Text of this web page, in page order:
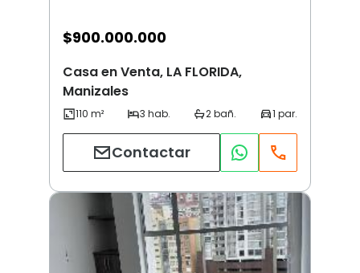
$900.000.000
Casa en Venta, LA FLORIDA,
Manizales
Contactar